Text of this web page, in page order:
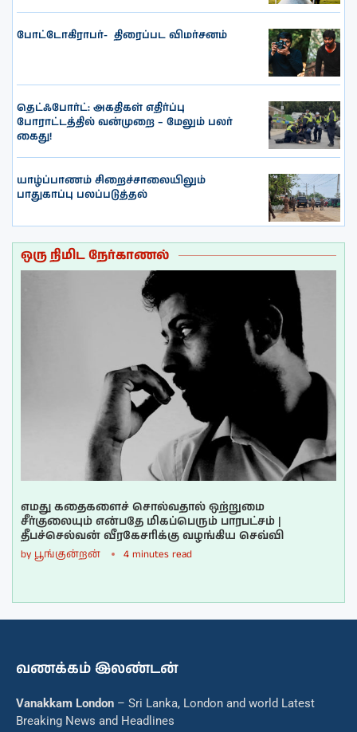
போட்டோகிராபர்- ‌ திரைப்பட விமர்சனம்
தெட்ஃபோர்ட்: அகதிகள் எதிர்ப்பு
போராட்டத்தில் வன்முறை – மேலும் பலர்
கைது!
யாழ்ப்பாணம் சிறைச்சாலையிலும்
பாதுகாப்பு பலப்படுத்தல்
ஒரு நிமிட நேர்காணல்
எமது கதைகளைச் சொல்வதால் ஒற்றுமை
சீர்குலையும் என்பதே மிகப்பெரும் பாரபட்சம் |
தீபச்செல்வன் வீரகேசரிக்கு வழங்கிய செவ்வி
by பூங்குன்றன் 4 minutes read
வணக்கம் இலண்டன்
Vanakkam London – Sri Lanka, London and world Latest
Breaking News and Headlines